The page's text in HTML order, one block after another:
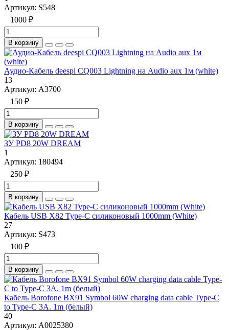
Артикул: S548
1000 ₽
В корзину
Аудио-Кабель deespi CQ003 Lightning на Audio aux 1м (white)
13
Артикул: A3700
150 ₽
В корзину
ЗУ PD8 20W DREAM
1
Артикул: 180494
250 ₽
В корзину
Кабель USB X82 Type-C силиконовый 1000mm (White)
27
Артикул: S473
100 ₽
В корзину
Кабель Borofone BX91 Symbol 60W charging data cable Type-C
to Type-C 3A. 1m (белый)
40
Артикул: А0025380